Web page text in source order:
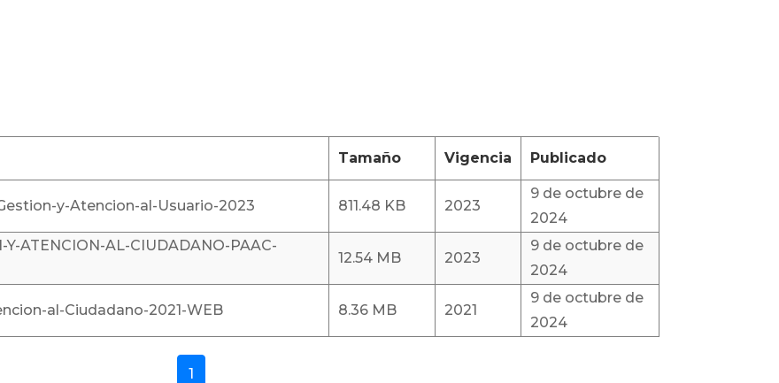
Tamaño Vigencia Publicado
y-Atencion-al-Usuario-2023 811.48 KB 2023
9 de octubre de
2024
Y-ATENCION-AL-CIUDADANO-PAAC-
12.54 MB 2023
9 de octubre de
2024
al-Ciudadano-2021-WEB 8.36 MB 2021
9 de octubre de
2024
1